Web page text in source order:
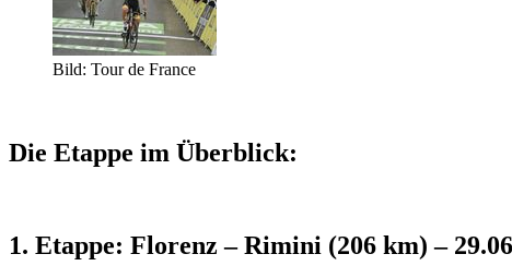
Bild: Tour de France
Die Etappe im Überblick:
1. Etappe: Florenz – Rimini (206 km) –